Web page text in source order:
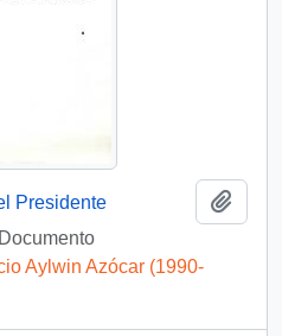
Presidente
Documento
Aylwin Azócar (1990-